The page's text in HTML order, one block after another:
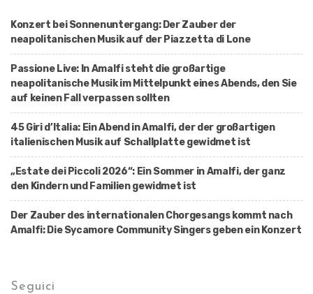
Konzert bei Sonnenuntergang: Der Zauber der
neapolitanischen Musik auf der Piazzetta di Lone
Passione Live: In Amalfi steht die großartige
neapolitanische Musik im Mittelpunkt eines Abends, den Sie
auf keinen Fall verpassen sollten
45 Giri d’Italia: Ein Abend in Amalfi, der der großartigen
italienischen Musik auf Schallplatte gewidmet ist
„Estate dei Piccoli 2026“: Ein Sommer in Amalfi, der ganz
den Kindern und Familien gewidmet ist
Der Zauber des internationalen Chorgesangs kommt nach
Amalfi: Die Sycamore Community Singers geben ein Konzert
Seguici